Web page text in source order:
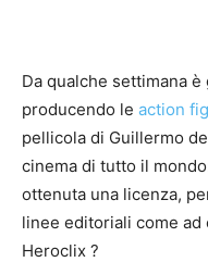
Da qualche settimana
producendo le action
pellicola di Guillermo
cinema di tutto il
ottenuta una licenza,
linee editoriali come
Heroclix ?